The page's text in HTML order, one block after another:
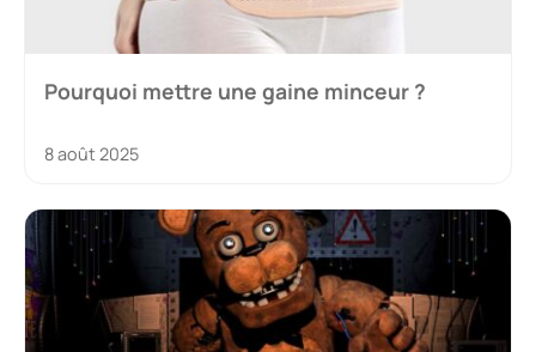
Pourquoi mettre une gaine minceur ?
8 août 2025